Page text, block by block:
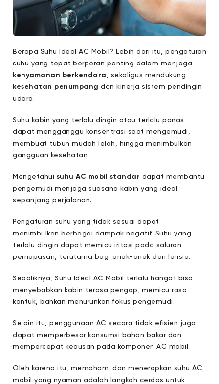
Berapa Suhu Ideal AC Mobil? Lebih dari itu, pengaturan
suhu yang tepat berperan penting dalam menjaga
kenyamanan berkendara , sekaligus mendukung
kesehatan penumpang dan kinerja sistem pendingin
udara.
Suhu kabin yang terlalu dingin atau terlalu panas
dapat mengganggu konsentrasi saat mengemudi,
membuat tubuh mudah lelah, hingga menimbulkan
gangguan kesehatan.
Mengetahui suhu AC mobil standar dapat membantu
pengemudi menjaga suasana kabin yang ideal
sepanjang perjalanan.
Pengaturan suhu yang tidak sesuai dapat
menimbulkan berbagai dampak negatif. Suhu yang
terlalu dingin dapat memicu iritasi pada saluran
pernapasan, terutama bagi anak-anak dan lansia.
Sebaliknya, Suhu Ideal AC Mobil terlalu hangat bisa
menyebabkan kabin terasa pengap, memicu rasa
kantuk, bahkan menurunkan fokus pengemudi.
Selain itu, penggunaan AC secara tidak efisien juga
dapat memperbesar konsumsi bahan bakar dan
mempercepat keausan pada komponen AC mobil.
Oleh karena itu, memahami dan menerapkan suhu AC
mobil yang nyaman adalah langkah cerdas untuk